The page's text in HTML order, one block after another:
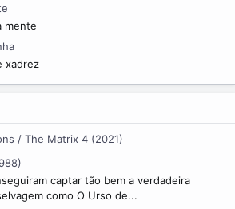
mente
xadrez
/ The Matrix 4 (2021)
captar tão bem a verdadeira
como O Urso de...